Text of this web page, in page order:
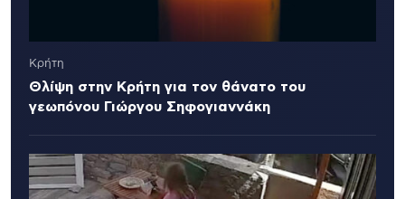
Κρήτη
Θλίψη στην Κρήτη για τον θάνατο του
γεωπόνου Γιώργου Σηφογιαννάκη